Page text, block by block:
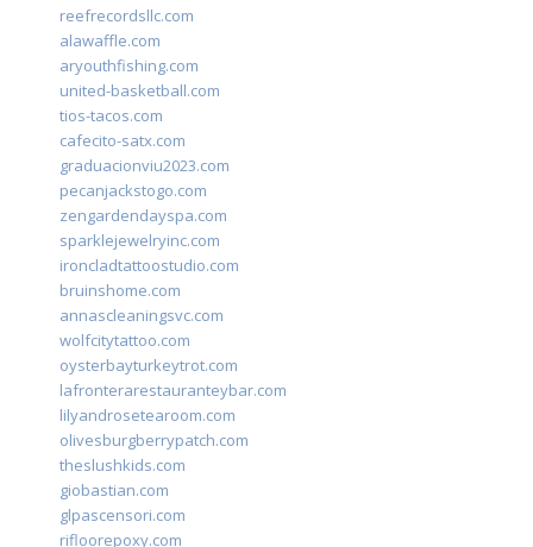
reefrecordsllc.com
alawaffle.com
aryouthfishing.com
united-basketball.com
tios-tacos.com
cafecito-satx.com
graduacionviu2023.com
pecanjackstogo.com
zengardendayspa.com
sparklejewelryinc.com
ironcladtattoostudio.com
bruinshome.com
annascleaningsvc.com
wolfcitytattoo.com
oysterbayturkeytrot.com
lafronterarestauranteybar.com
lilyandrosetearoom.com
olivesburgberrypatch.com
theslushkids.com
giobastian.com
glpascensori.com
rifloorepoxy.com